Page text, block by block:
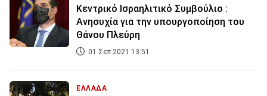
Κεντρικό Ισραηλιτικό Συμβούλιο :
Ανησυχία για την υπουργοποίηση του
Θάνου Πλεύρη
01 Σεπ 2021 13:51
ΕΛΛΑΔΑ